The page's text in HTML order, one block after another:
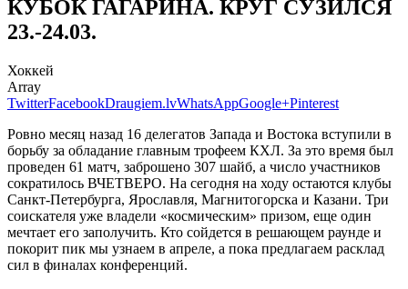
КУБОК ГАГАРИНА. КРУГ СУЗИЛСЯ
23.-24.03.
Хоккей
Array
TwitterFacebookDraugiem.lvWhatsAppGoogle+Pinterest
Ровно месяц назад 16 делегатов Запада и Востока вступили в
борьбу за обладание главным трофеем КХЛ. За это время был
проведен 61 матч, заброшено 307 шайб, а число участников
сократилось ВЧЕТВЕРО. На сегодня на ходу остаются клубы
Санкт-Петербурга, Ярославля, Магнитогорска и Казани. Три
соискателя уже владели «космическим» призом, еще один
мечтает его заполучить. Кто сойдется в решающем раунде и
покорит пик мы узнаем в апреле, а пока предлагаем расклад
сил в финалах конференций.